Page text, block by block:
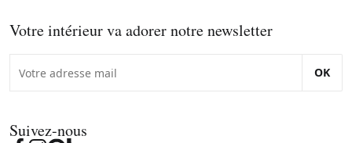
Votre intérieur va adorer notre newsletter
OK
Suivez-nous